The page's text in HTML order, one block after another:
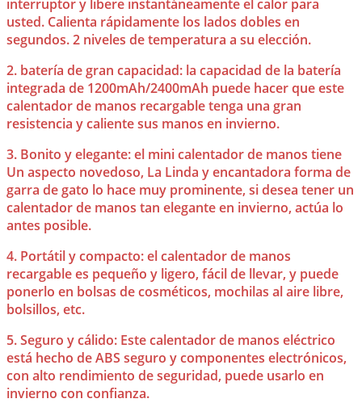
interruptor y libere instantáneamente el calor para
usted. Calienta rápidamente los lados dobles en
segundos. 2 niveles de temperatura a su elección.
2. batería de gran capacidad: la capacidad de la batería
integrada de 1200mAh/2400mAh puede hacer que este
calentador de manos recargable tenga una gran
resistencia y caliente sus manos en invierno.
3. Bonito y elegante: el mini calentador de manos tiene
Un aspecto novedoso, La Linda y encantadora forma de
garra de gato lo hace muy prominente, si desea tener un
calentador de manos tan elegante en invierno, actúa lo
antes posible.
4. Portátil y compacto: el calentador de manos
recargable es pequeño y ligero, fácil de llevar, y puede
ponerlo en bolsas de cosméticos, mochilas al aire libre,
bolsillos, etc.
5. Seguro y cálido: Este calentador de manos eléctrico
está hecho de ABS seguro y componentes electrónicos,
con alto rendimiento de seguridad, puede usarlo en
invierno con confianza.